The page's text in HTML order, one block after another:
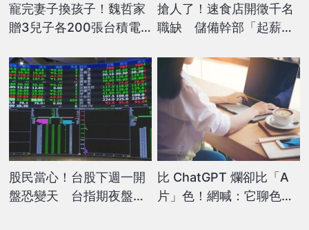
寵完妻子換孩子！魏哲家
贈3兒子各200張台積電
搶人了！速食店開徵千名
職缺 儲備幹部「起薪
股民當心！台股下週一開
盤恐變天 台指期夜盤狂
比 ChatGPT 爛卻比「A
片」色！網喊：它聊色、